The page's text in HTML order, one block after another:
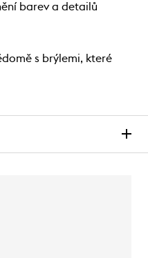
barev a detailů
s brýlemi, které